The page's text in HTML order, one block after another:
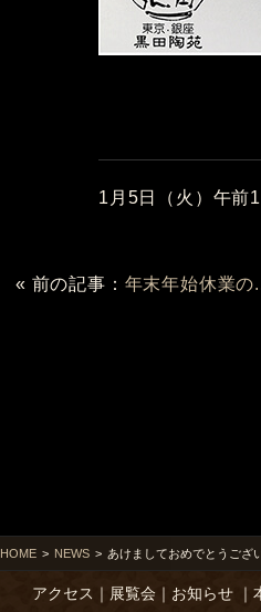
1月5日（火）午前
« 前の記事： 年末年始休業の
HOME > NEWS > あけましておめでとうござ
アクセス 展覧会｜ お知らせ｜